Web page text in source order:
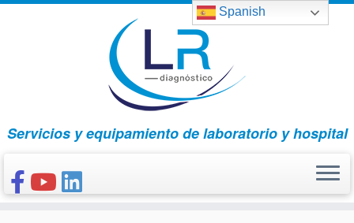
Saltar
Servicios y equipamiento de laboratorio y hospital
Spanish